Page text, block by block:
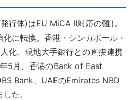
行体)はEU MiCA II対応の難し
に転換。香港・シンガポール・
化、現地大手銀行との直接連携
5月、香港のBank of East
Bank、UAEのEmirates NBD
た。